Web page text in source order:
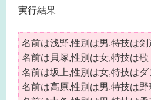
実行結果
名前は浅野,性別は男,特技は剣
名前は貝塚,性別は女,特技は歌
名前は坂上,性別は女,特技はダ
名前は高原,性別は男,特技は野